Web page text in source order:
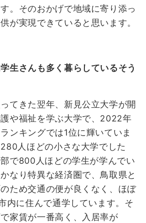
。そのおかげで地域に寄り添っ
が実現できていると思います。
さんも多く暮らしているそう
てきた翌年、新見公立大学が開
や福祉を学ぶ大学で、2022年
ンキングでは1位に輝いていま
人ほどの小さな大学でした
で800人ほどの学生が学んでい
なり特異な経済圏で、鳥取県と
ため交通の便が良くなく、ほぼ
内に住んで通学しています。そ
家賃が一番高く、入居率が